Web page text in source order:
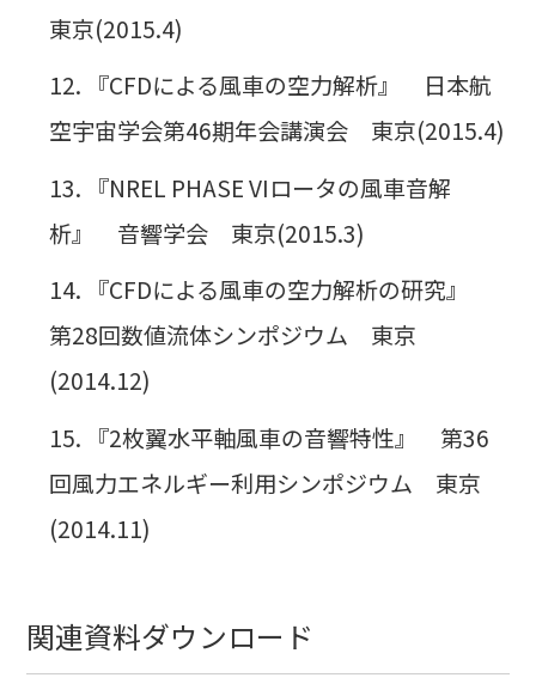
東京(2015.4)
『CFDによる風車の空力解析』 日本航
空宇宙学会第46期年会講演会 東京(2015.4)
『NREL PHASE VIロータの風車音解
析』 音響学会 東京(2015.3)
『CFDによる風車の空力解析の研究』
第28回数値流体シンポジウム 東京
(2014.12)
『2枚翼水平軸風車の音響特性』 第36
回風力エネルギー利用シンポジウム 東京
(2014.11)
関連資料ダウンロード